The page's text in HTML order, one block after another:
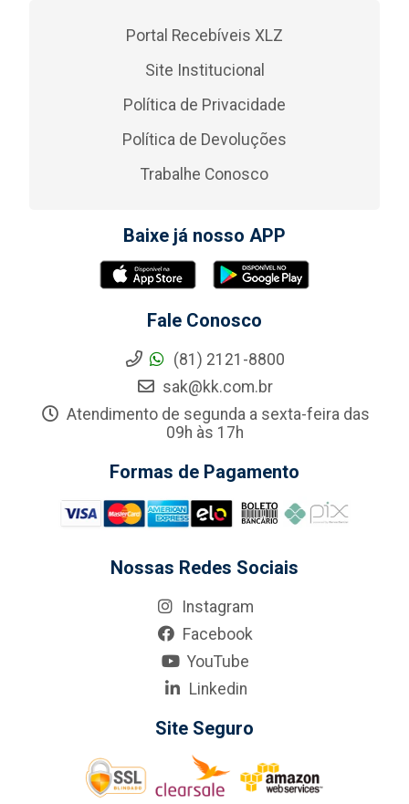
Portal Recebíveis XLZ
Site Institucional
Política de Privacidade
Política de Devoluções
Trabalhe Conosco
Baixe já nosso APP
Fale Conosco
(81) 2121-8800
sak@kk.com.br
Atendimento de segunda a sexta-feira das
09h às 17h
Formas de Pagamento
Nossas Redes Sociais
Instagram
Facebook
YouTube
Linkedin
Site Seguro